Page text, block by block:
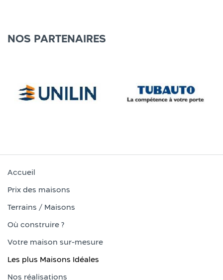
NOS PARTENAIRES
Accueil
Prix des maisons
Terrains / Maisons
Où construire ?
Votre maison sur-mesure
Les plus Maisons Idéales
Nos réalisations